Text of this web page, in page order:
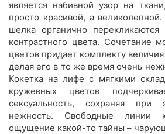
является набивной узор на
просто красивой, а
шелка органично
контрастного цвета. Сочетание
цветов придает комплекту
делая его в то же время очень
Кокетка на лифе с мягкими
кружевных цветов
сексуальность, сохраняя при
нежность. Свободные линии
ощущение какой-то тайны –